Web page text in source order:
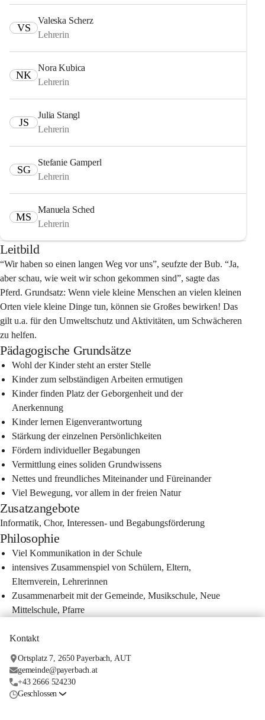
VS
Valeska Scherz
Lehrerin
NK
Nora Kubica
Lehrerin
JS
Julia Stangl
Lehrerin
SG
Stefanie Gamperl
Lehrerin
MS
Manuela Sched
Lehrerin
Leitbild
“Wir haben so einen langen Weg vor uns”, seufzte der Bub. “Ja,
aber schau, wie weit wir schon gekommen sind”, sagte das
Pferd. Grundsatz: Wenn viele kleine Menschen an vielen kleinen
Orten viele kleine Dinge tun, können sie Großes bewirken! Das
gilt u.a. für den Umweltschutz und Aktivitäten, um Schwächeren
zu helfen.
Pädagogische Grundsätze
Wohl der Kinder steht an erster Stelle
Kinder zum selbständigen Arbeiten ermutigen
Kinder finden Platz der Geborgenheit und der
Anerkennung
Kinder lernen Eigenverantwortung
Stärkung der einzelnen Persönlichkeiten
Fördern individueller Begabungen
Vermittlung eines soliden Grundwissens
Nettes und freundliches Miteinander und Füreinander
Viel Bewegung, vor allem in der freien Natur
Zusatzangebote
Informatik, Chor, Interessen- und Begabungsförderung
Philosophie
Viel Kommunikation in der Schule
intensives Zusammenspiel von Schülern, Eltern,
Elternverein, Lehrerinnen
Zusammenarbeit mit der Gemeinde, Musikschule, Neue
Mittelschule, Pfarre
Kontakt
Ortsplatz 7, 2650 Payerbach, AUT
gemeinde@payerbach.at
+43 2666 524230
Geschlossen